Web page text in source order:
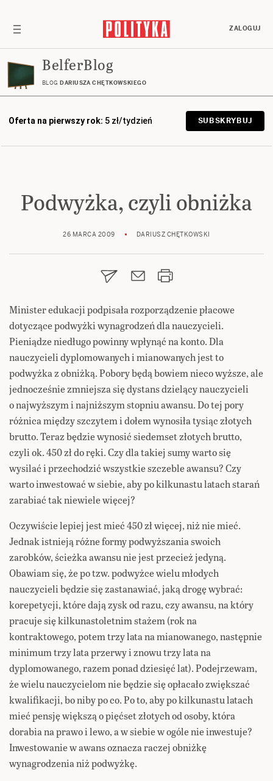
ZALOGUJ
BelferBlog
BLOG DARIUSZA CHĘTKOWSKIEGO
Oferta na pierwszy rok: 5 zł/tydzień SUBSKRYBUJ
Podwyżka, czyli obniżka
26 MARCA 2009 DARIUSZ CHĘTKOWSKI
Minister edukacji podpisała rozporządzenie płacowe
dotyczące podwyżki wynagrodzeń dla nauczycieli.
Pieniądze niedługo powinny wpłynąć na konto. Dla
nauczycieli dyplomowanych i mianowanych jest to
podwyżka z obniżką. Pobory będą bowiem nieco wyższe, ale
jednocześnie zmniejsza się dystans dzielący nauczycieli
o najwyższym i najniższym stopniu awansu. Do tej pory
różnica między szczytem i dołem wynosiła tysiąc złotych
brutto. Teraz będzie wynosić siedemset złotych brutto,
czyli ok. 450 zł do ręki. Czy dla takiej sumy warto się
wysilać i przechodzić wszystkie szczeble awansu? Czy
warto inwestować w siebie, aby po kilkunastu latach starań
zarabiać tak niewiele więcej?
Oczywiście lepiej jest mieć 450 zł więcej, niż nie mieć.
Jednak istnieją różne formy podwyższania swoich
zarobków, ścieżka awansu nie jest przecież jedyną.
Obawiam się, że po tzw. podwyżce wielu młodych
nauczycieli będzie się zastanawiać, jaką drogę wybrać:
korepetycji, które dają zysk od razu, czy awansu, na który
pracuje się kilkunastoletnim stażem (rok na
kontraktowego, potem trzy lata na mianowanego, następnie
minimum trzy lata przerwy i znowu trzy lata na
dyplomowanego, razem ponad dziesięć lat). Podejrzewam,
że wielu nauczycielom nie będzie się opłacało zwiększać
kwalifikacji, bo niby po co. Po to, aby po kilkunastu latach
mieć pensję większą o pięćset złotych od osoby, która
dorabia na prawo i lewo, a w siebie w ogóle nie inwestuje?
Inwestowanie w awans oznacza raczej obniżkę
wynagrodzenia niż podwyżkę.